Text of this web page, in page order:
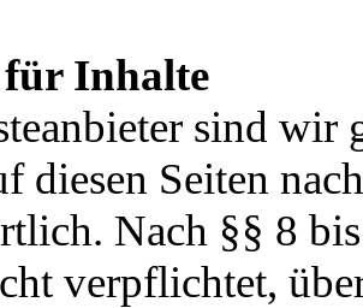
Inhalte
sind wir
diesen Seiten
Nach §§ 8
verpflichtet,